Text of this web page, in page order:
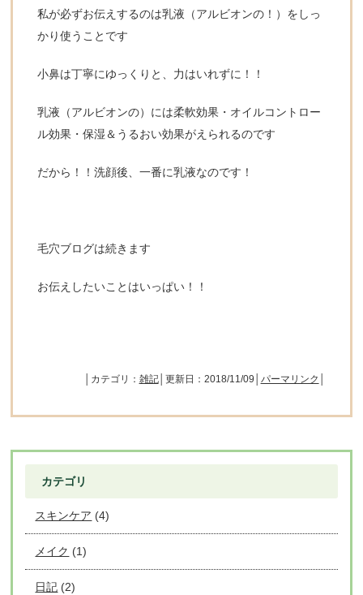
私が必ずお伝えするのは乳液（アルビオンの！）をしっ
かり使うことです
小鼻は丁寧にゆっくりと、力はいれずに！！
乳液（アルビオンの）には柔軟効果・オイルコントロー
ル効果・保湿＆うるおい効果がえられるのです
だから！！洗顔後、一番に乳液なのです！
毛穴ブログは続きます
お伝えしたいことはいっぱい！！
│カテゴリ： 雑記│更新日：2018/11/09│ パーマリンク
カテゴリ
スキンケア (4)
メイク (1)
日記 (2)